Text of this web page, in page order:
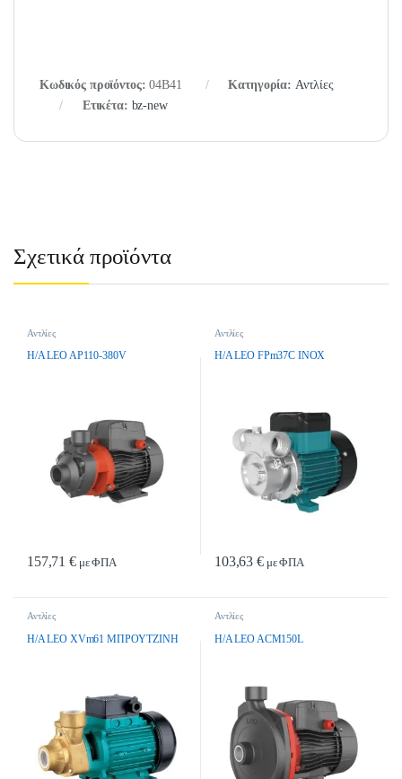
Κωδικός προϊόντος:04B41 Κατηγορία: Αντλίες
Ετικέτα: bz-new
Σχετικά προϊόντα
Αντλίες
H/A LEO AP110-380V
157,71€με ΦΠΑ
Αντλίες
H/A LEO FPm37C INOX
103,63€με ΦΠΑ
Αντλίες
H/A LEO XVm61 MΠPOYTZINH
Αντλίες
H/A LEO ACM150L